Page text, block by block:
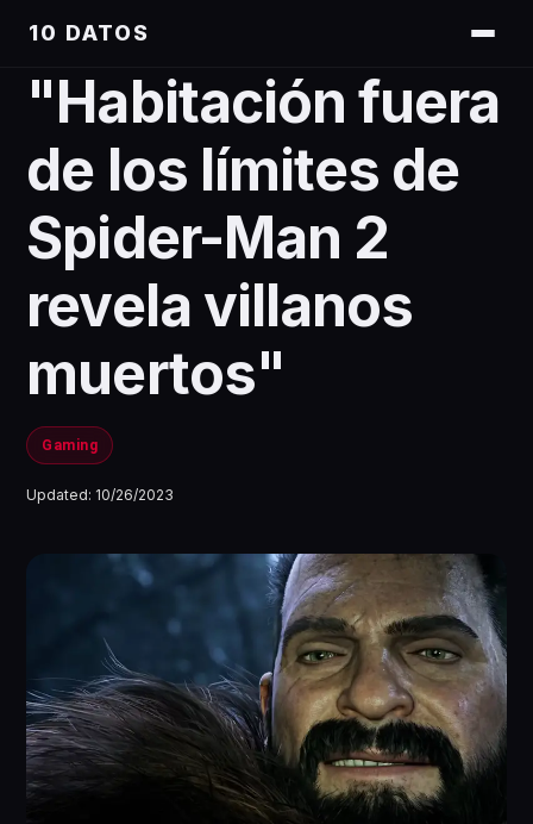
10 DATOS
"Habitación fuera
de los límites de
Spider-Man 2
revela villanos
muertos"
Gaming
Updated: 10/26/2023